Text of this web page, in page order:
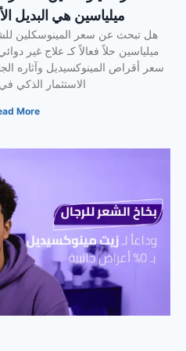
ميلياسين هي البديل
هل تبحث عن سعر المينوسكلين
ميلياسين حلاً فعالاً كـ علاج غير
سعر أقراص المينوكسيديل وآثاره
الاستثمار
More »